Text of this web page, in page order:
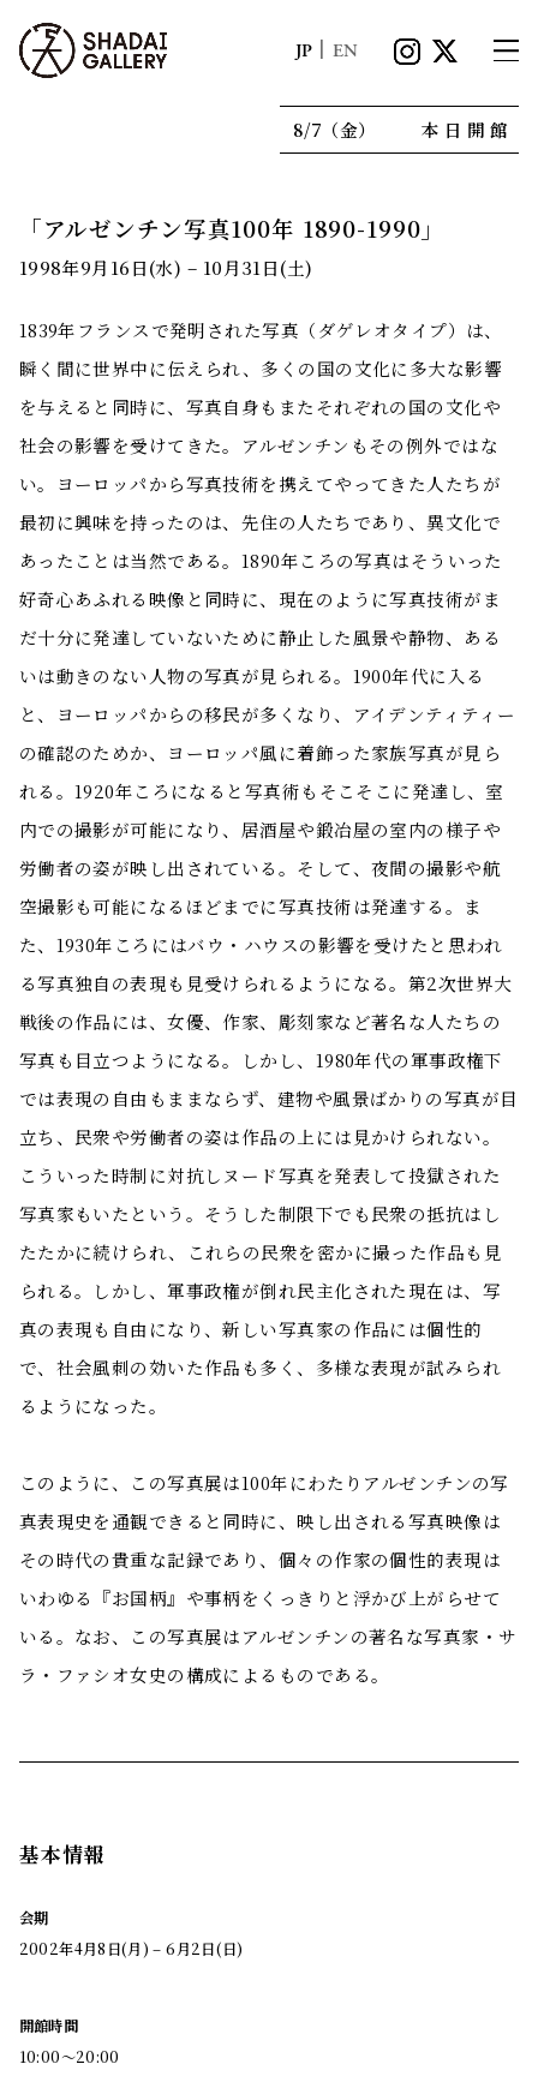
JP EN
8/7（金） 本日開館
「アルゼンチン写真100年 1890-1990」
1998年9月16日(水) – 10月31日(土)
1839年フランスで発明された写真（ダゲレオタイプ）は、
瞬く間に世界中に伝えられ、多くの国の文化に多大な影響
を与えると同時に、写真自身もまたそれぞれの国の文化や
社会の影響を受けてきた。アルゼンチンもその例外ではな
い。ヨーロッパから写真技術を携えてやってきた人たちが
最初に興味を持ったのは、先住の人たちであり、異文化で
あったことは当然である。1890年ころの写真はそういった
好奇心あふれる映像と同時に、現在のように写真技術がま
だ十分に発達していないために静止した風景や静物、ある
いは動きのない人物の写真が見られる。1900年代に入る
と、ヨーロッパからの移民が多くなり、アイデンティティー
の確認のためか、ヨーロッパ風に着飾った家族写真が見ら
れる。1920年ころになると写真術もそこそこに発達し、室
内での撮影が可能になり、居酒屋や鍛冶屋の室内の様子や
労働者の姿が映し出されている。そして、夜間の撮影や航
空撮影も可能になるほどまでに写真技術は発達する。ま
た、1930年ころにはバウ・ハウスの影響を受けたと思われ
る写真独自の表現も見受けられるようになる。第2次世界大
戦後の作品には、女優、作家、彫刻家など著名な人たちの
写真も目立つようになる。しかし、1980年代の軍事政権下
では表現の自由もままならず、建物や風景ばかりの写真が目
立ち、民衆や労働者の姿は作品の上には見かけられない。
こういった時制に対抗しヌード写真を発表して投獄された
写真家もいたという。そうした制限下でも民衆の抵抗はし
たたかに続けられ、これらの民衆を密かに撮った作品も見
られる。しかし、軍事政権が倒れ民主化された現在は、写
真の表現も自由になり、新しい写真家の作品には個性的
で、社会風刺の効いた作品も多く、多様な表現が試みられ
るようになった。
このように、この写真展は100年にわたりアルゼンチンの写
真表現史を通観できると同時に、映し出される写真映像は
その時代の貴重な記録であり、個々の作家の個性的表現は
いわゆる『お国柄』や事柄をくっきりと浮かび上がらせて
いる。なお、この写真展はアルゼンチンの著名な写真家・サ
ラ・ファシオ女史の構成によるものである。
基本情報
会期
2002年4月8日(月) – 6月2日(日)
開館時間
10:00～20:00